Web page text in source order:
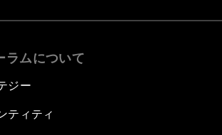
ラムについて
ジー
ティティ